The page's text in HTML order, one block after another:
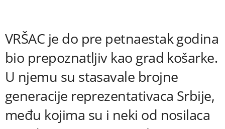
VRŠAC je do pre petnaestak godina
bio prepoznatljiv kao grad košarke.
U njemu su stasavale brojne
generacije reprezentativaca Srbije,
među kojima su i neki od nosilaca